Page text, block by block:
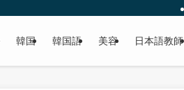
韓国 韓国語 美容 日本語教師